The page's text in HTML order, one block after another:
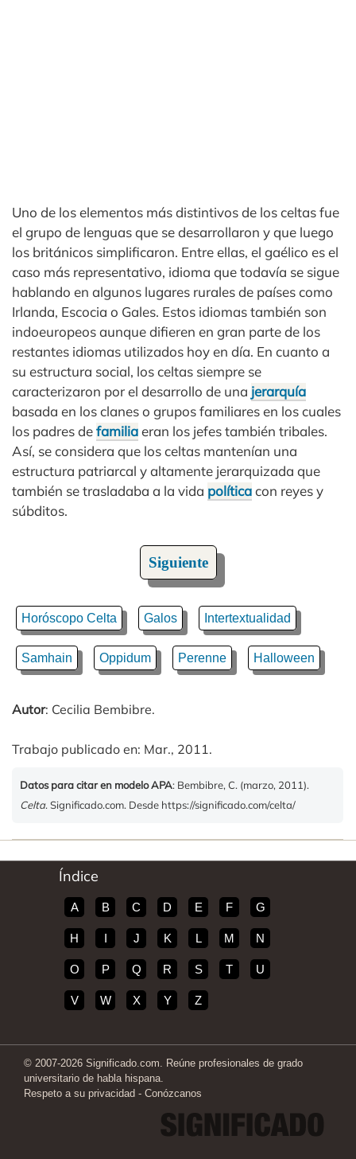
Uno de los elementos más distintivos de los celtas fue
el grupo de lenguas que se desarrollaron y que luego
los británicos simplificaron. Entre ellas, el gaélico es el
caso más representativo, idioma que todavía se sigue
hablando en algunos lugares rurales de países como
Irlanda, Escocia o Gales. Estos idiomas también son
indoeuropeos aunque difieren en gran parte de los
restantes idiomas utilizados hoy en día. En cuanto a
su estructura social, los celtas siempre se
caracterizaron por el desarrollo de una jerarquía
basada en los clanes o grupos familiares en los cuales
los padres defamiliaeran los jefes también tribales.
Así, se considera que los celtas mantenían una
estructura patriarcal y altamente jerarquizada que
también se trasladaba a la vida políticacon reyes y
súbditos.
Siguiente
Horóscopo Celta Galos Intertextualidad
Samhain Oppidum Perenne Halloween
Autor: Cecilia Bembibre.
Trabajo publicado en: Mar., 2011.
Datos para citar en modelo APA: Bembibre, C. (marzo, 2011).
Celta. Significado.com. Desde https://significado.com/celta/
Índice
A B C D E F G
H I J K L M N
O P Q R S T U
V W X Y Z
© 2007-2026 Significado.com. Reúne profesionales de grado
universitario de habla hispana.
Respeto a su privacidad - Conózcanos